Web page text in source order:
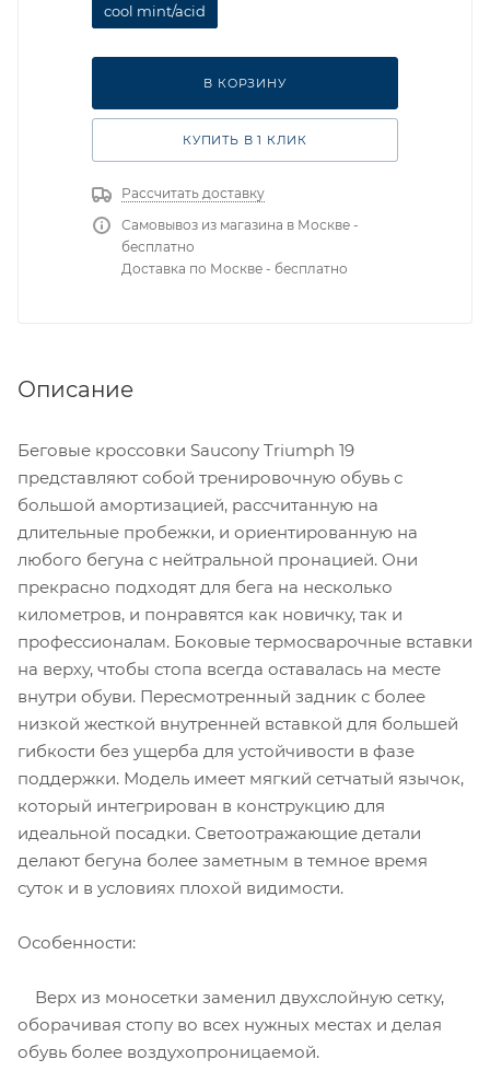
cool mint/acid
В КОРЗИНУ
КУПИТЬ В 1 КЛИК
Рассчитать доставку
Самовывоз из магазина в Москве -
бесплатно
Доставка по Москве - бесплатно
Описание
Беговые кроссовки Saucony Triumph 19
представляют собой тренировочную обувь с
большой амортизацией, рассчитанную на
длительные пробежки, и ориентированную на
любого бегуна с нейтральной пронацией. Они
прекрасно подходят для бега на несколько
километров, и понравятся как новичку, так и
профессионалам. Боковые термосварочные вставки
на верху, чтобы стопа всегда оставалась на месте
внутри обуви. Пересмотренный задник с более
низкой жесткой внутренней вставкой для большей
гибкости без ущерба для устойчивости в фазе
поддержки. Модель имеет мягкий сетчатый язычок,
который интегрирован в конструкцию для
идеальной посадки. Светоотражающие детали
делают бегуна более заметным в темное время
суток и в условиях плохой видимости.
Особенности:
Верх из моносетки заменил двухслойную сетку,
оборачивая стопу во всех нужных местах и ​​делая
обувь более воздухопроницаемой.